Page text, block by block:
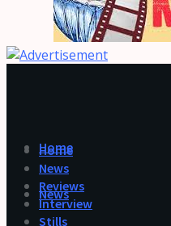
Home
News
Home
News
Reviews
Interview
Stills